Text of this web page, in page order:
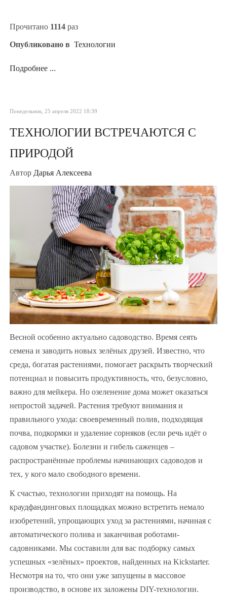
Прочитано 1114 раз
Опубликовано в Технологии
Подробнее ...
Понедельник, 25 апреля 2022 18:39
ТЕХНОЛОГИИ ВСТРЕЧАЮТСЯ С
ПРИРОДОЙ
Автор Дарья Алексеева
Весной особенно актуально садоводство. Время сеять
семена и заводить новых зелёных друзей. Известно, что
среда, богатая растениями, помогает раскрыть творческий
потенциал и повысить продуктивность, что, безусловно,
важно для мейкера. Но озеленение дома может оказаться
непростой задачей. Растения требуют внимания и
правильного ухода: своевременный полив, подходящая
почва, подкормки и удаление сорняков (если речь идёт о
садовом участке). Болезни и гибель саженцев –
распространённые проблемы начинающих садоводов и
тех, у кого мало свободного времени.
К счастью, технологии приходят на помощь. На
краудфандинговых площадках можно встретить немало
изобретений, упрощающих уход за растениями, начиная с
автоматического полива и заканчивая роботами-
садовниками. Мы составили для вас подборку самых
успешных «зелёных» проектов, найденных на Kickstarter.
Несмотря на то, что они уже запущены в массовое
производство, в основе их заложены DIY-технологии.